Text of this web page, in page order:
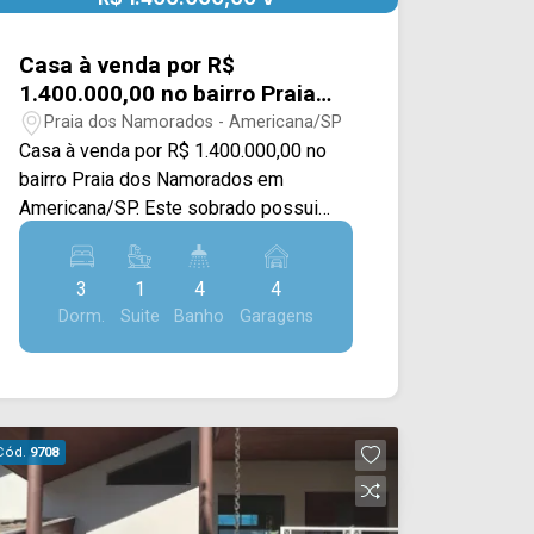
Casa à venda por R$
1.400.000,00 no bairro Praia
dos Namorados em
Americana/SP
Praia dos Namorados - Americana/SP
Casa à venda por R$ 1.400.000,00 no
bairro Praia dos Namorados em
Americana/SP. Este sobrado possui
560M² de terreno e 273M² de
construção, oferecendo ampla sala de
estar e de jantar integradas, cozinha
planejada, despensa, espaço gourmet
com churrasqueira, piscina, quintal
sendo 01 suíte; > 04 banheiros, sendo
01 social, 01 externo e 01 lavabo; > 04
vagas de garagem. Localizado próximo
à Av. Comendador Thomáz Fortunato e
3
Dorm.
1
Suite
4
Banho
4
Garagens
9708